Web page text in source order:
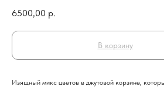
6500,00 р.
В корзину
Изящный микс цветов в джутовой корзине,